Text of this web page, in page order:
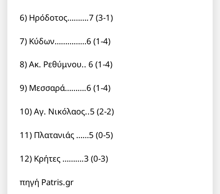
6) Ηρόδοτος……….7 (3-1)
7) Κύδων……………6 (1-4)
8) Ακ. Ρεθύμνου.. 6 (1-4)
9) Μεσσαρά……….6 (1-4)
10) Αγ. Νικόλαος..5 (2-2)
11) Πλατανιάς ……5 (0-5)
12) Κρήτες ……….3 (0-3)
πηγή Patris.gr